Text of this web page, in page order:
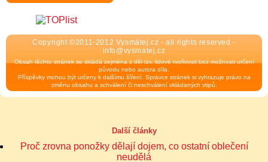
Copyright ©2011-2012 Vysmátej.cz - all rights reserved -
info@vysmatej.cz
Obsah těchto stránek se skládá zejména z děl tzv. lidové tvořivosti bez možnosti určení
původu nebo autora díla.
Příspěvky mohou být určeny k dalšímu šíření. Správce stránek si vyhrazuje právo na
změnu obsahu a schválení či neschválení vkládaných vtipů.
Další články
Proč zrovna ponožky dělají dojem, co ostatní oblečení
neudělá